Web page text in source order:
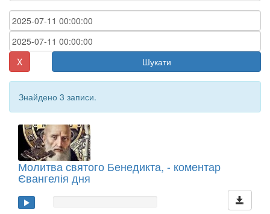
X Шукати
Знайдено 3 записи.
Молитва святого Бенедикта, - коментар
Євангелія дня